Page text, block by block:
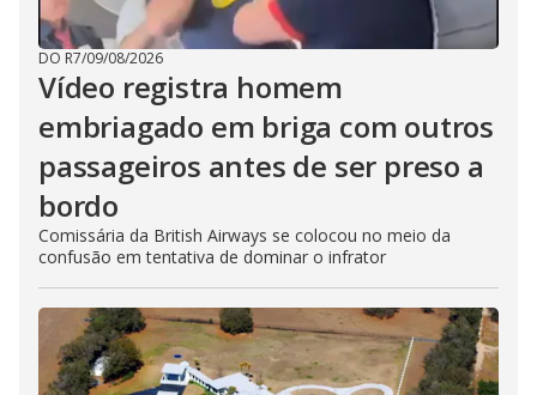
DO R7/09/08/2026
Vídeo registra homem
embriagado em briga com outros
passageiros antes de ser preso a
bordo
Comissária da British Airways se colocou no meio da
confusão em tentativa de dominar o infrator